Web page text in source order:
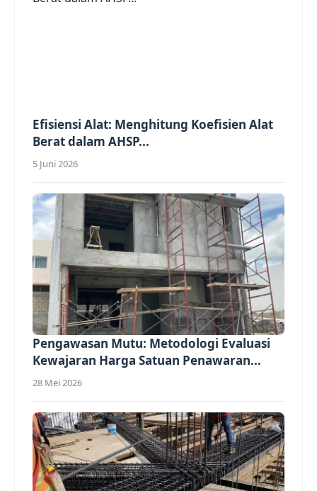
Efisiensi Alat: Menghitung Koefisien Alat
Berat dalam AHSP...
5 Juni 2026
Pengawasan Mutu: Metodologi Evaluasi
Kewajaran Harga Satuan Penawaran...
28 Mei 2026